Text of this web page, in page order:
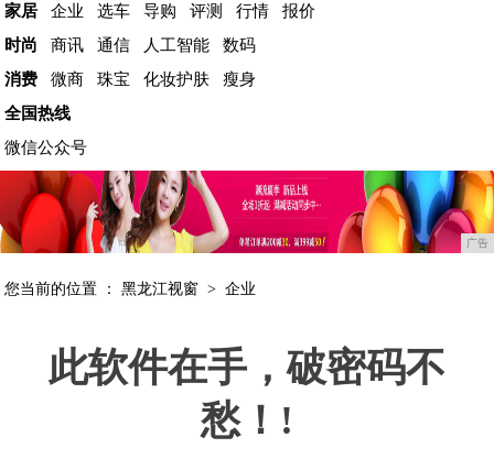
家居
企业 选车 导购 评测 行情
报价
时尚
商讯 通信 人工智能
数码
消费
微商 珠宝 化妆护肤
瘦身
全国热线
微信公众号
广告
您当前的位置 ：黑龙江视窗 >企业
此软件在手，破密码不
愁！!